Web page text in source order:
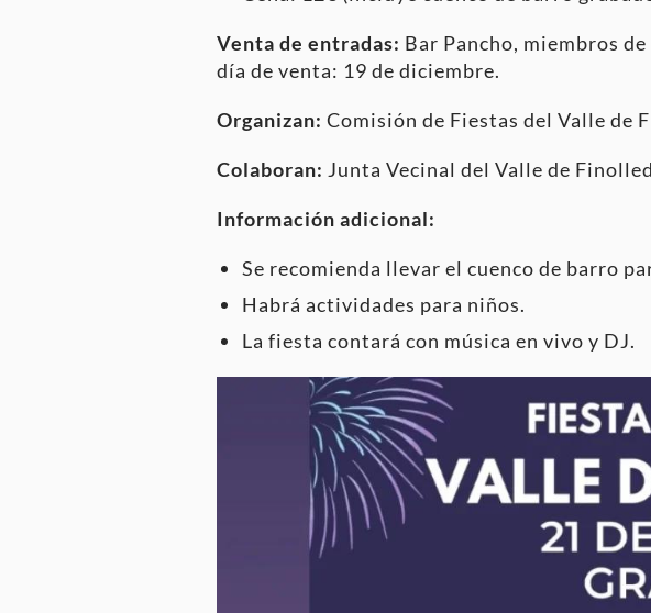
Venta de entradas: Bar Pancho, miembros
día de venta: 19 de diciembre.
Organizan: Comisión de Fiestas del Valle de
Colaboran: Junta Vecinal del Valle de
Información adicional:
Se recomienda llevar el cuenco de barro
Habrá actividades para niños.
La fiesta contará con música en vivo y DJ.